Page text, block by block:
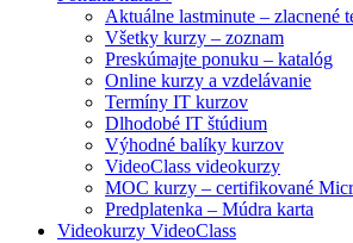
Aktuálne lastminute – zlacnené
Všetky kurzy – zoznam
Preskúmajte ponuku – katalóg
Online kurzy a vzdelávanie
Termíny IT kurzov
Dlhodobé IT štúdium
Výhodné balíky kurzov
VideoClass videokurzy
MOC kurzy – certifikované
Predplatenka – Múdra karta
Videokurzy VideoClass